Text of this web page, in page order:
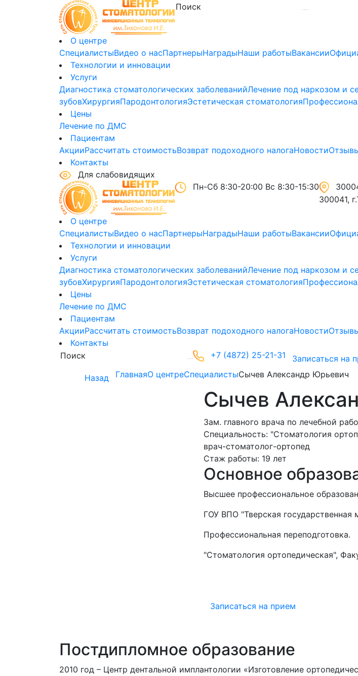
О центре
СпециалистыВидео о насПартнерыНаградыНаши работыВакансии
Технологии и инновации
Услуги
Диагностика стоматологических заболеванийЛечение под наркозом и
зубовХирургияПародонтологияЭстетическая стоматология
Цены
Лечение по ДМС
Пациентам
АкцииРассчитать стоимостьВозврат подоходного налогаНовости
Контакты
Для слабовидящих
Пн-Сб 8:30-20:00 Вс 8:30-15:30
300041,
О центре
СпециалистыВидео о насПартнерыНаградыНаши работыВакансии
Технологии и инновации
Услуги
Диагностика стоматологических заболеванийЛечение под наркозом и
зубовХирургияПародонтологияЭстетическая стоматология
Цены
Лечение по ДМС
Пациентам
АкцииРассчитать стоимостьВозврат подоходного налогаНовости
Контакты
+7 (4872) 25-21-31
Записаться на
Назад
ГлавнаяО центреСпециалистыСычев Александр Юрьевич
Сычев
Зам. главного врача по лечебной
Специальность: "Стоматология
врач-стоматолог-ортопед
Стаж работы: 19 лет
Основное
Высшее профессиональное
ГОУ ВПО "Тверская государственная
Профессиональная переподготовка.
"Стоматология ортопедическая",
Записаться на прием
Постдипломное образование
2010 год – Центр дентальной имплантологии «Изготовление